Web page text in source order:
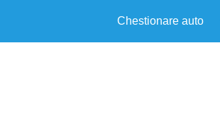
Chestionare auto